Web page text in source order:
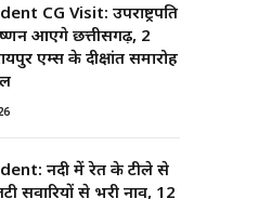
CG Visit: उपराष्ट्रपति
आएंगे छत्तीसगढ़, 2
एम्स के दीक्षांत समारोह
नदी में रेत के टीले से
सवारियों से भरी नाव, 12